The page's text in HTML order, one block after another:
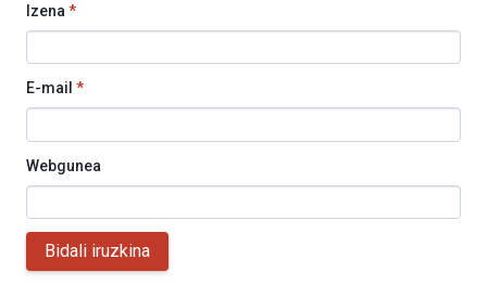
Izena *
E-mail *
Webgunea
Bidali iruzkina